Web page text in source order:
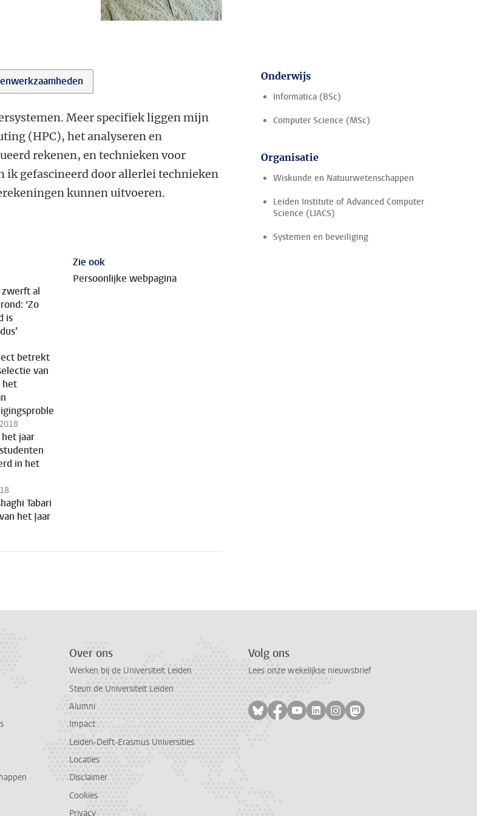
Meer specifiek liggen mijn
(HPC), het analyseren en
rekenen, en technieken voor
ik gefascineerd door allerlei technieken
kunnen uitvoeren.
al
‘Zo
is
betrekt
van
het
jaar
in het
Tabari
het Jaar
Zie ook
Persoonlijke webpagina
Onderwijs
Informatica (BSc)
Computer Science (MSc)
Organisatie
Wiskunde en Natuurwetenschappen
Leiden Institute of Advanced Computer
Science (LIACS)
Systemen en beveiliging
Over ons
Werken bij de Universiteit Leiden
Steun de Universiteit Leiden
Alumni
Impact
Leiden-Delft-Erasmus Universities
Locaties
Disclaimer
Cookies
Privacy
Volg ons
Lees onze wekelijkse nieuwsbrief
Volg ons op bluesky
Volg ons op facebook
Volg ons op youtube
Volg ons op linkedin
Volg ons op instagram
Volg ons op mastodon